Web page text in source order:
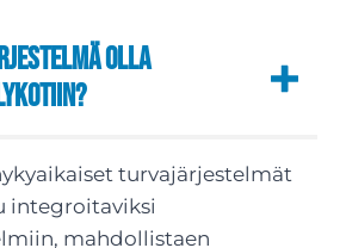
olla
turvajärjestelmät
integroitaviksi
mahdollistaen